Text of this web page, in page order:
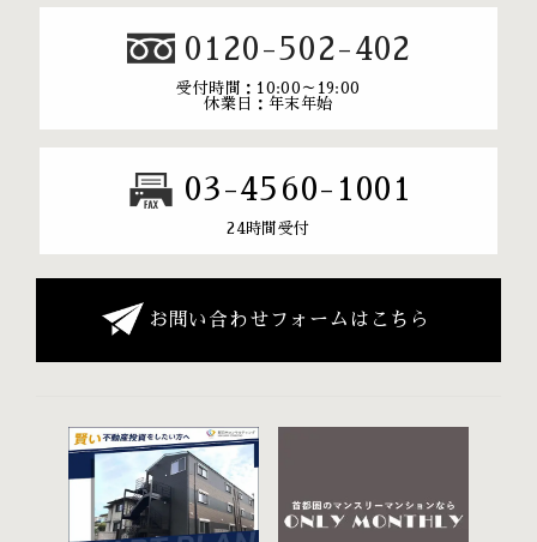
0120-502-402
受付時間：10:00～19:00
休業日：年末年始
03-4560-1001
24時間受付
お問い合わせフォームはこちら